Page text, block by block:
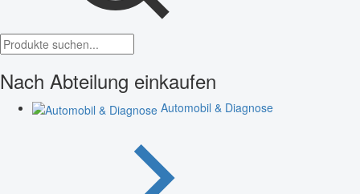
Nach Abteilung einkaufen
Automobil & Diagnose